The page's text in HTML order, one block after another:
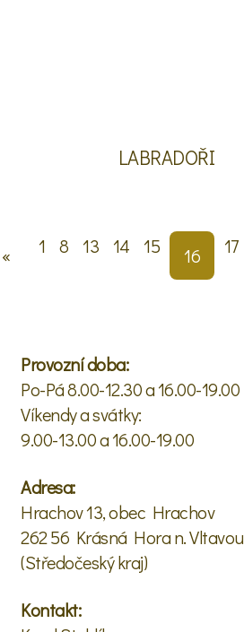
LABRADOŘI
« 1 8 13 14 15 16 17
Provozní doba:
Po-Pá 8.00-12.30 a 16.00-19.00
Víkendy a svátky:
9.00-13.00 a 16.00-19.00
Adresa:
Hrachov 13, obec Hrachov
262 56 Krásná Hora n. Vltavou
(Středočeský kraj)
Kontakt: